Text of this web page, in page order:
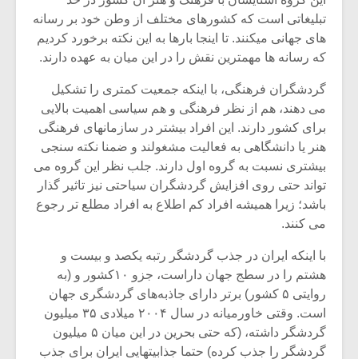
تبلیغاتی است که کشورهای مختلف از وطن خود بر رسانه
های جهانی میکنند. تا اینجا بارها به این نکته برخورد کردیم
که رسانه ها مهمترین نقش را در این میان به عهده دارند.
گردشگران فرهنگی، با اینکه جمعیت کمتری را تشکیل
می دهند، هم از نظر فرهنگی و هم سیاسی اهمیت بالایی
برای کشور دارند. این افراد بیشتر در سازمانهای فرهنگی
هنر یا دانشگاهی به فعالیت مشغولند و ضمنا نکته سنجی
بیشتری نسبت به گروه اول دارند. جلب نظر این گروه می
تواند حتی روی افزایش گردشگران سیاحتی نیز تاثیر گذار
باشد؛ زیرا همیشه افراد کم اطلاع به افراد مطلع تر رجوع
می کنند.
با اینکه ایران در جذب گردشگر رتبه یکصد و بیست و
هشتم را در سطج جهان داراست، جزو ۱۰کشور و (به
روایتی ۵ کشور) برتر دارای جاذبه‌های گردشگری جهان
است. وقتی خاورمیانه در سال ۲۰۰۴ میلادی ۳۵ میلیون
گردشگر داشته، (که حتی بحرین در این میان ۵ میلیون
گردشگر را جذب کرده) حتما جذابیتهایی ایران برای جذب